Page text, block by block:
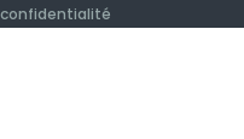
Nettoyant de fruits et de